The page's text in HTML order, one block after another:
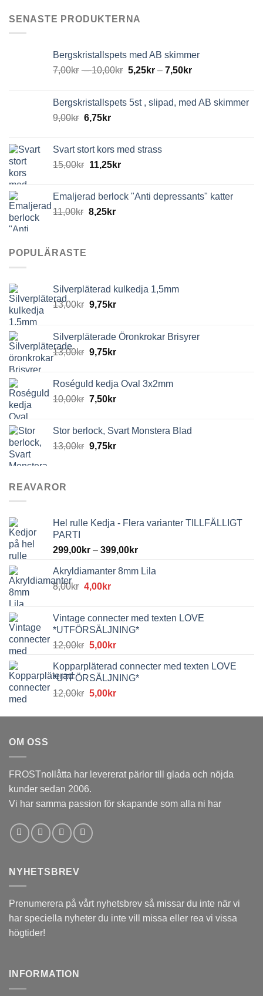
SENASTE PRODUKTERNA
Bergskristallspets med AB skimmer
7,00kr –10,00kr 5,25kr– 7,50kr
Bergskristallspets 5st , slipad, med AB skimmer
9,00kr 6,75kr
Svart stort kors med strass
15,00kr 11,25kr
Emaljerad berlock "Anti depressants" katter
11,00kr 8,25kr
POPULÄRASTE
Silverpläterad kulkedja 1,5mm
13,00kr 9,75kr
Silverpläterade Öronkrokar Brisyrer
13,00kr 9,75kr
Roséguld kedja Oval 3x2mm
10,00kr 7,50kr
Stor berlock, Svart Monstera Blad
13,00kr 9,75kr
REAVAROR
Hel rulle Kedja - Flera varianter TILLFÄLLIGT
PARTI
299,00kr – 399,00kr
Akryldiamanter 8mm Lila
8,00kr Det
var:
8,00kr.
4,00krDet
är:
4,00kr.
Vintage connecter med texten LOVE
*UTFÖRSÄLJNING*
12,00kr Det
priset
var:
12,00kr.
5,00krDet
priset
är:
5,00kr.
Kopparpläterad connecter med texten LOVE
*UTFÖRSÄLJNING*
12,00kr Det
priset
5,00krDet
priset
OM OSS
FROSTnollåtta har levererat pärlor till glada och nöjda
kunder sedan 2006.
Vi har samma passion för skapande som alla ni har
NYHETSBREV
Prenumerera på vårt nyhetsbrev så missar du inte när vi
har speciella nyheter du inte vill missa eller rea vi vissa
högtider!
INFORMATION